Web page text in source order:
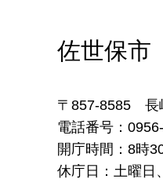
佐世保市
〒857-8585 長
電話番号：
開庁時間：8時
休庁日：土曜日